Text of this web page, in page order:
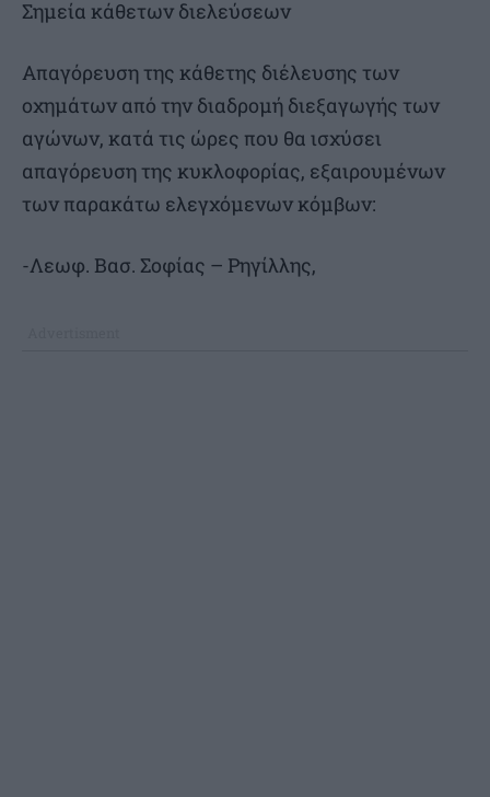
Σημεία κάθετων διελεύσεων
Απαγόρευση της κάθετης διέλευσης των
οχημάτων από την διαδρομή διεξαγωγής των
αγώνων, κατά τις ώρες που θα ισχύσει
απαγόρευση της κυκλοφορίας, εξαιρουμένων
των παρακάτω ελεγχόμενων κόμβων:
-Λεωφ. Βασ. Σοφίας – Ρηγίλλης,